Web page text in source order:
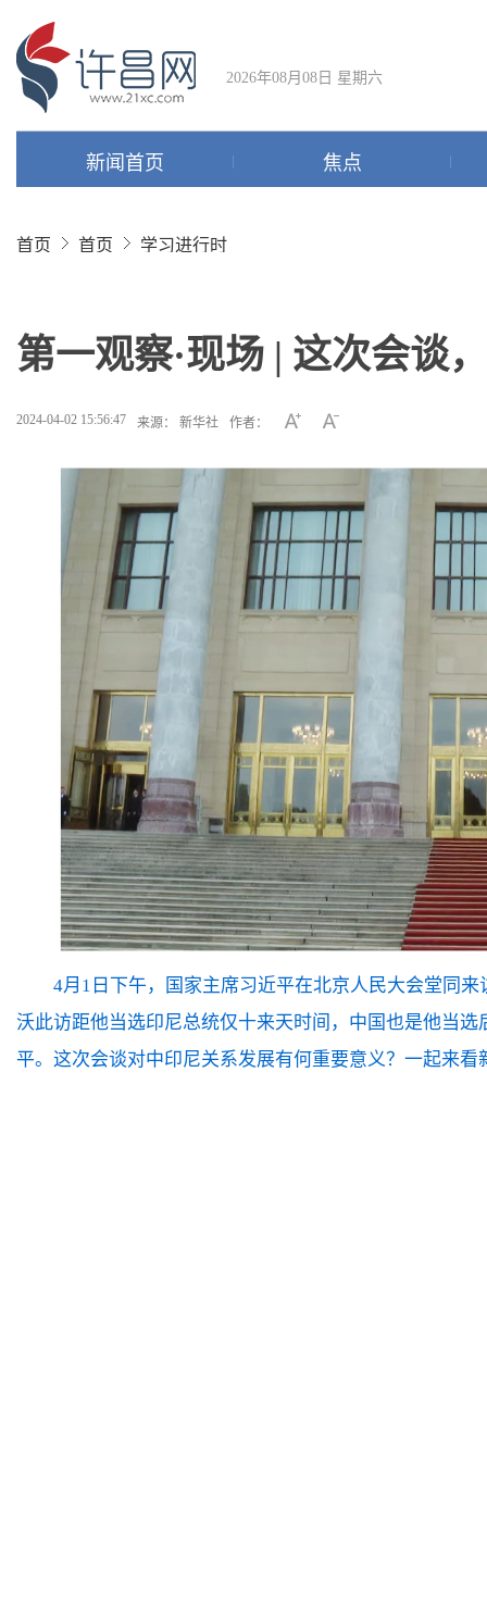
2026年08月08日 星期六
新闻首页 焦点
首页 首页 学习进行时
第一观察·现场 | 这次会谈
2024-04-02 15:56:47 来源： 新华社 作者：
4月1日下午，国家主席习近平在北京人民大会堂同
沃此访距他当选印尼总统仅十来天时间，中国也是他当
平。这次会谈对中印尼关系发展有何重要意义？一起来看